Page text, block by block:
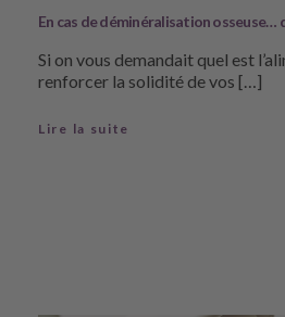
En cas de déminéralisation osseuse…
Si on vous demandait quel est
renforcer la solidité de vos […]
Lire la suite